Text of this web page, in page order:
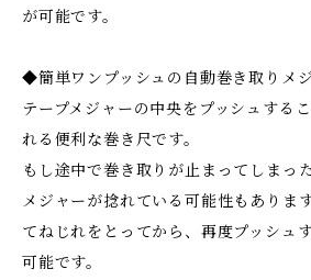
が可能です。
◆簡単ワンプッシュの自動巻き取りメ
テープメジャーの中央をプッシュする
れる便利な巻き尺です。
もし途中で巻き取りが止まってしまっ
メジャーが捻れている可能性もありま
てねじれをとってから、再度プッシュ
可能です。